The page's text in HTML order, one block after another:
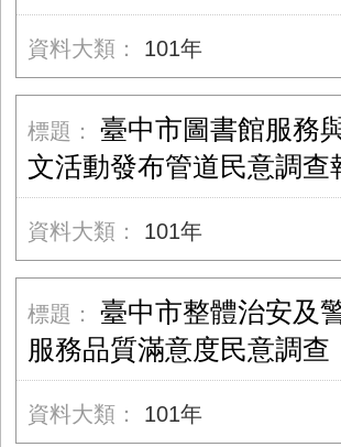
101年
臺中市圖書館服務
文活動發布管道民意調查
101年
臺中市整體治安及
服務品質滿意度民意調查
101年